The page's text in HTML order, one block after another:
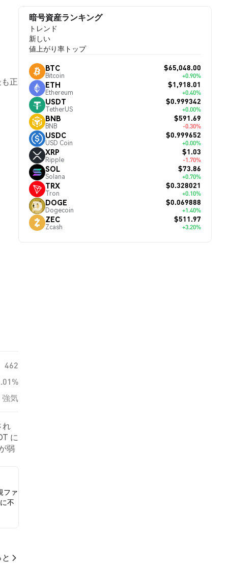
正
462
強気
れ
に
弱
ファ
不
暗号資産ランキング
トレンド
新しい
値上がり率トップ
BTC
Bitcoin
$65,048.00
+0.90%
ETH
Ethereum
$1,918.01
+0.40%
USDT
TetherUS
$0.999342
+0.00%
BNB
BNB
$591.69
-0.30%
USDC
USD Coin
$0.999652
+0.00%
XRP
Ripple
$1.03
-1.70%
SOL
Solana
$73.86
+0.70%
TRX
Tron
$0.328021
+0.10%
DOGE
Dogecoin
$0.069888
+1.40%
ZEC
Zcash
$511.97
+3.20%